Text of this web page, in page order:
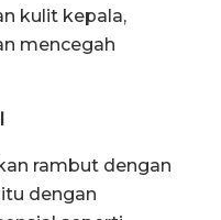
kulit kepala,
mencegah
rambut dengan
dengan